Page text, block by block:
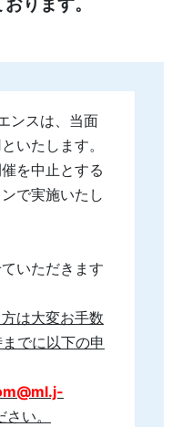
ります。
ンスは、当面
いたします。
を中止とする
で実施いたし
いただきます
は大変お手数
でに以下の申
い。